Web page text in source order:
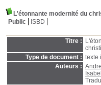
L'étonnante modernité du
Public
ISBD
Titre :
Type de document : texte
Auteurs :